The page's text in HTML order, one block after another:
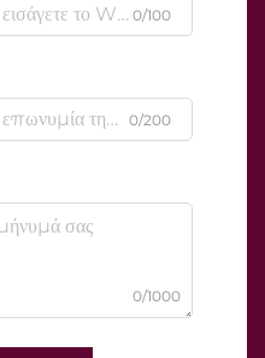
0/100
0/200
0/1000